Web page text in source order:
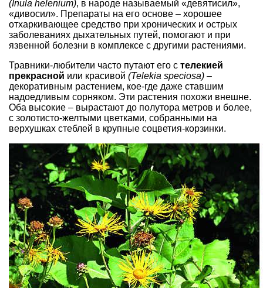
(Inula helenium), в народе называемый «девятисил»,
«дивосил». Препараты на его основе – хорошее
отхаркивающее средство при хронических и острых
заболеваниях дыхательных путей, помогают и при
язвенной болезни в комплексе с другими растениями.
Травники-любители часто путают его с телекией
прекрасной или красивой (Telekia speciosa) –
декоративным растением, кое-где даже ставшим
надоедливым сорняком. Эти растения похожи внешне.
Оба высокие – вырастают до полутора метров и более,
с золотисто-желтыми цветками, собранными на
верхушках стеблей в крупные соцветия-корзинки.